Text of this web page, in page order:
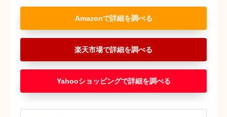
Amazon
楽天市場
Yahooショッピング